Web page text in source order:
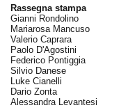
Rassegna stampa
Gianni Rondolino
Mariarosa Mancuso
Valerio Caprara
Paolo D'Agostini
Federico Pontiggia
Silvio Danese
Luke Cianelli
Dario Zonta
Alessandra Levantesi